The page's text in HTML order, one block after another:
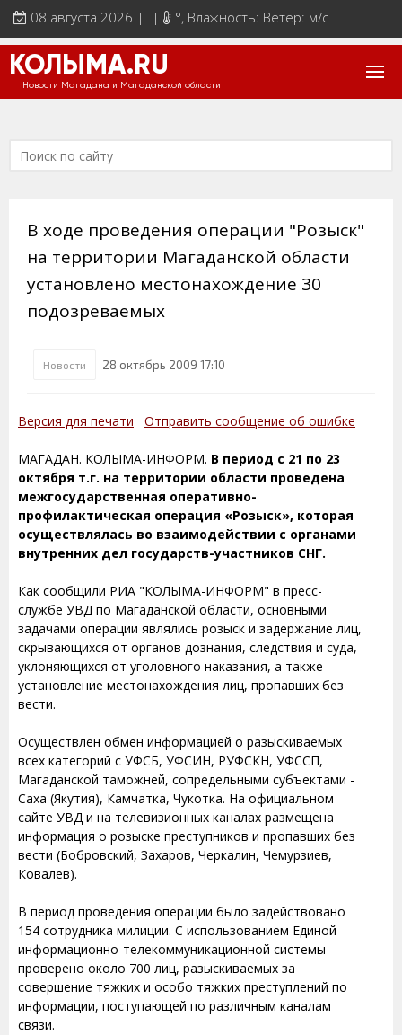
08 августа 2026 | | °, Влажность: Ветер: м/с
КОЛЫМА.RU
Новости Магадана и Магаданской области
В ходе проведения операции "Розыск"
на территории Магаданской области
установлено местонахождение 30
подозреваемых
Новости 28 октябрь 2009 17:10
Версия для печати Отправить сообщение об ошибке
МАГАДАН. КОЛЫМА-ИНФОРМ. В период с 21 по 23
октября т.г. на территории области проведена
межгосударственная оперативно-
профилактическая операция «Розыск», которая
осуществлялась во взаимодействии с органами
внутренних дел государств-участников СНГ.
Как сообщили РИА "КОЛЫМА-ИНФОРМ" в пресс-
службе УВД по Магаданской области, основными
задачами операции являлись розыск и задержание лиц,
скрывающихся от органов дознания, следствия и суда,
уклоняющихся от уголовного наказания, а также
установление местонахождения лиц, пропавших без
вести.
Осуществлен обмен информацией о разыскиваемых
всех категорий с УФСБ, УФСИН, РУФСКН, УФССП,
Магаданской таможней, сопредельными субъектами -
Саха (Якутия), Камчатка, Чукотка. На официальном
сайте УВД и на телевизионных каналах размещена
информация о розыске преступников и пропавших без
вести (Бобровский, Захаров, Черкалин, Чемурзиев,
Ковалев).
В период проведения операции было задействовано
154 сотрудника милиции. С использованием Единой
информационно-телекоммуникационной системы
проверено около 700 лиц, разыскиваемых за
совершение тяжких и особо тяжких преступлений по
информации, поступающей по различным каналам
связи.